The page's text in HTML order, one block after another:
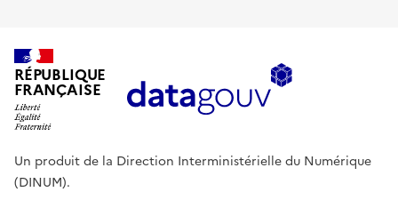
RÉPUBLIQUE
FRANÇAISE
Un produit de la Direction Interministérielle du Numérique
(DINUM).